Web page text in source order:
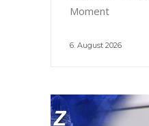
Moment
6. August 2026